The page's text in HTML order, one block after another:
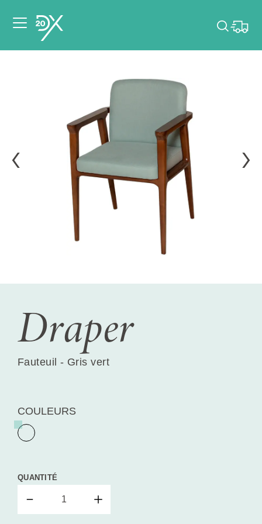
dates de votre
événement.
Choisir mes dates
Draper
Fauteuil - Gris vert
COULEURS
QUANTITÉ